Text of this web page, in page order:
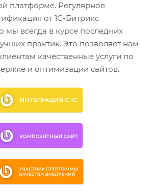
платформе. Регулярное
от 1С-Битрикс
мы всегда в курсе последних
практик. Это позволяет нам
качественные услуги по
и оптимизации сайтов.